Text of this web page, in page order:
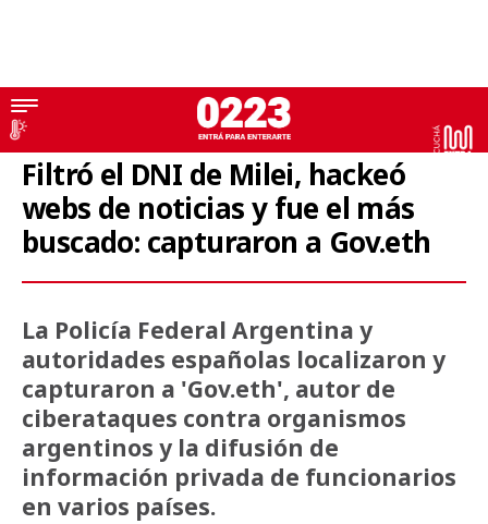
Mundo
Filtró el DNI de Milei, hackeó
webs de noticias y fue el más
buscado: capturaron a Gov.eth
La Policía Federal Argentina y
autoridades españolas localizaron y
capturaron a 'Gov.eth', autor de
ciberataques contra organismos
argentinos y la difusión de
información privada de funcionarios
en varios países.